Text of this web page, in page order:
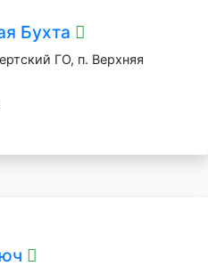
Бухта
ГО, п. Верхняя